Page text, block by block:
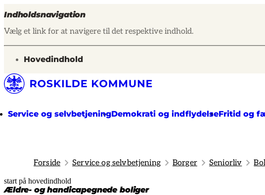
Indholdsnavigation
Vælg et link for at navigere til det respektive indhold.
gå til
Hovedindhold
Service og selvbetjeningDemokrati og indflydelseFritid og
Forside Service og selvbetjening Borger Seniorliv
start på hovedindhold
Ældre- og handicapegnede boliger
senest opdateret 6. august 2026